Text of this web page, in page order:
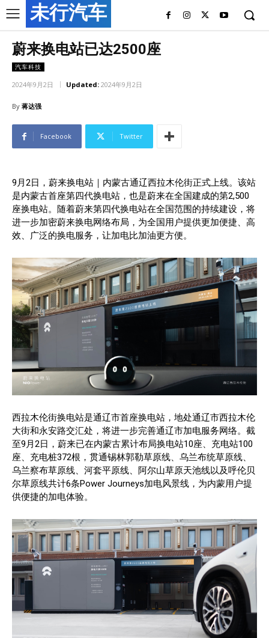
未行汽车
蔚来换电站已达2500座
汽车科技
2024年9月2日 Updated: 2024年9月2日
By 蒋达强
Facebook Twitter
9月2日，蔚来换电站｜内蒙古通辽西拉木伦街正式上线。该站
是内蒙古首座第四代换电站，也是蔚来在全国建成的第2,500
座换电站。随着蔚来第四代换电站在全国范围的持续建设，将
进一步加密蔚来换电网络布局，为全国用户提供更加便捷、高
效、广泛的换电服务，让加电比加油更方便。
西拉木伦街换电站是通辽市首座换电站，地处通辽市西拉木伦
大街和永安路交汇处，将进一步完善通辽市加电服务网络。截
至9月2日，蔚来已在内蒙古累计布局换电站10座、充电站100
座、充电桩372根，贯通锡林郭勒草原线、乌兰布统草原线、
乌兰察布草原线、河套平原线、阿尔山草原天池线以及呼伦贝
尔草原线共计6条Power Journeys加电风景线，为内蒙用户提
供便捷的加电体验。